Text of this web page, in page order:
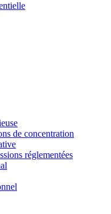
de concentration
réglementées